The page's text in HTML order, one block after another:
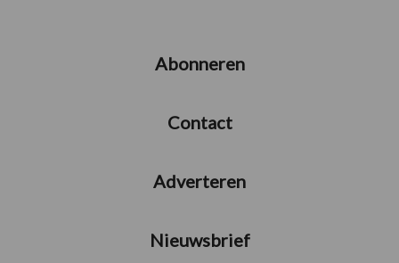
Abonneren
Contact
Adverteren
Nieuwsbrief